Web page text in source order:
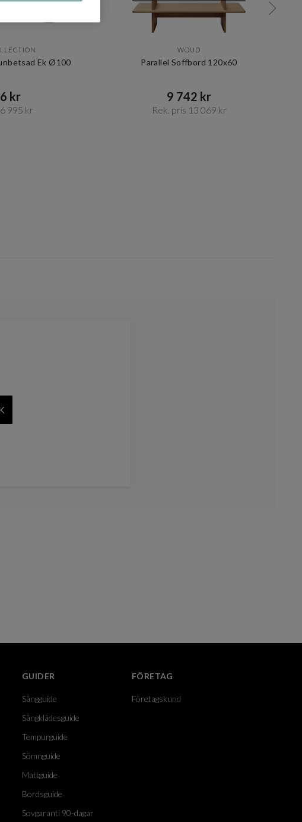
Ek Ø100
kr​​
995 kr​​
WOUD
Parallel Soffbord 120x60
9 742 kr​​
Rek. pris 13 069 kr​​
GUIDER
Sängguide
Sängklädesguide
Tempurguide
Sömnguide
Mattguide
Bordsguide
Sovgaranti 90-dagar
FÖRETAG
Företagskund